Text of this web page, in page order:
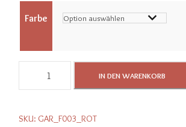
Farbe
a
IN DEN WARENKORB
SKU: GAR_F003_ROT